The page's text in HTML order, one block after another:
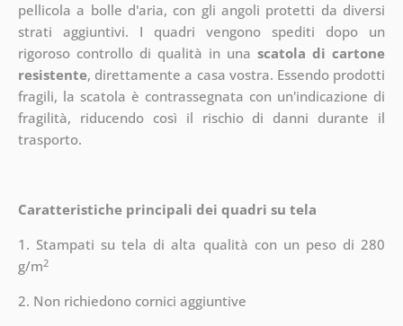
pellicola a bolle d'aria, con gli angoli protetti da diversi
strati aggiuntivi. I quadri vengono spediti dopo un
rigoroso controllo di qualità in unascatola di cartone
resistente, direttamente a casa vostra. Essendo prodotti
fragili, la scatola è contrassegnata con un'indicazione di
fragilità, riducendo così il rischio di danni durante il
trasporto.
Caratteristiche principali dei quadri su tela
1. Stampati su tela di alta qualità con un peso di 280
g/m2
2. Non richiedono cornici aggiuntive